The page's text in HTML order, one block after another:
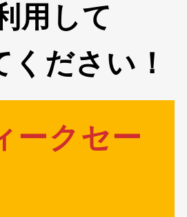
用して
ださい！
ークセー